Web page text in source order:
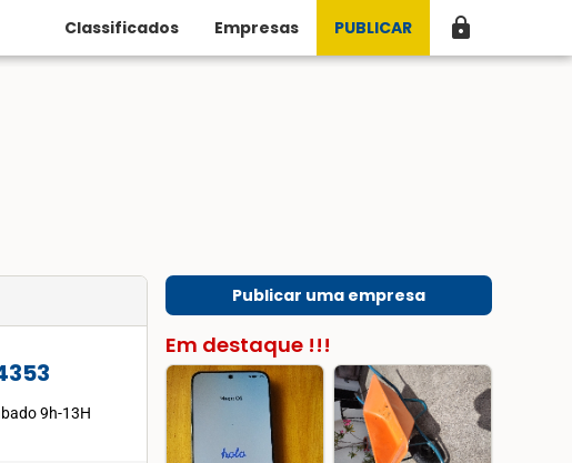
Classificados Empresas PUBLICAR lock
9h-13H
Publicar uma empresa
Em destaque !!!